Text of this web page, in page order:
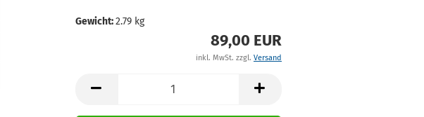
Gewicht:2.79kg
89,00 EUR
inkl. MwSt. zzgl. Versand